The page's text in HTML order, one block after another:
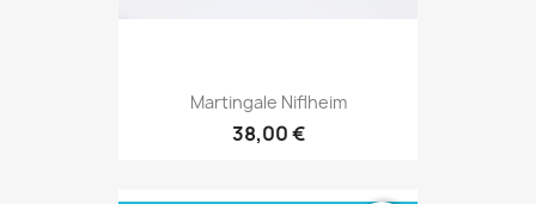
Martingale Niflheim
38,00 €